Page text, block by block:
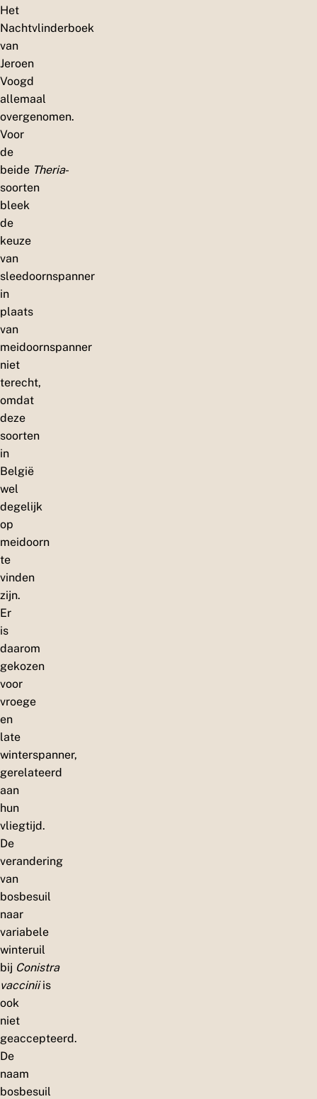
Het
Nachtvlinderboek
van
Jeroen
Voogd
allemaal
overgenomen.
Voor
de
beide Theria-
soorten
bleek
de
keuze
van
sleedoornspanner
in
plaats
van
meidoornspanner
niet
terecht,
omdat
deze
soorten
in
België
wel
degelijk
op
meidoorn
te
vinden
zijn.
Er
is
daarom
gekozen
voor
vroege
en
late
winterspanner,
gerelateerd
aan
hun
vliegtijd.
De
verandering
van
bosbesuil
naar
variabele
winteruil
bij Conistra
vacciniiis
ook
niet
geaccepteerd.
De
naam
bosbesuil